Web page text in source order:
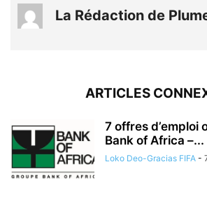
La Rédaction de
ARTICLES
7 offres d’emploi
Bank of Africa –...
Loko Deo-Gracias FIFA -